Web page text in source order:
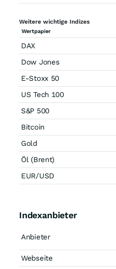
Weitere wichtige Indizes
Wertpapier
DAX
Dow Jones
E-Stoxx 50
US Tech 100
S&P 500
Bitcoin
Gold
Öl (Brent)
EUR/USD
Indexanbieter
Anbieter
Webseite